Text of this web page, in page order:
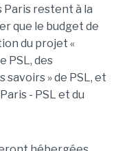
restent à la
que le budget de
du projet «
PSL, des
savoirs » de PSL, et
- PSL et du